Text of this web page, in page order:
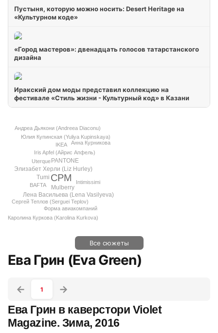
Пустыня, которую можно носить: Desert Heritage на
«Культурном коде»
«Город мастеров»: двенадцать голосов татарстанского
дизайна
Иракский дом моды представил коллекцию на
фестивале «Стиль жизни - Культурный код» в Казани
CPM
Mulberry
Лена Васильева (Lena Vasilyeva)
Элизабет Херли (Liz Hurley)
PANTONE
Tumi
Сергей Теплов (Serguei Teplov)
Iris Apfel (Айрис Апфель)
Форма авиакомпаний
Uterque
IKEA
Юлия Купинская (Yuliya Kupinskaya)
Каролина Куркова (Karolina Kurkova)
Андреа Дьякони (Andreea Diaconu)
Intimissimi
Анна Курникова
BAFTA
Все сюжеты
Ева Грин (Eva Green)
1
Ева Грин в каверстори Violet
Magazine. Зима, 2016